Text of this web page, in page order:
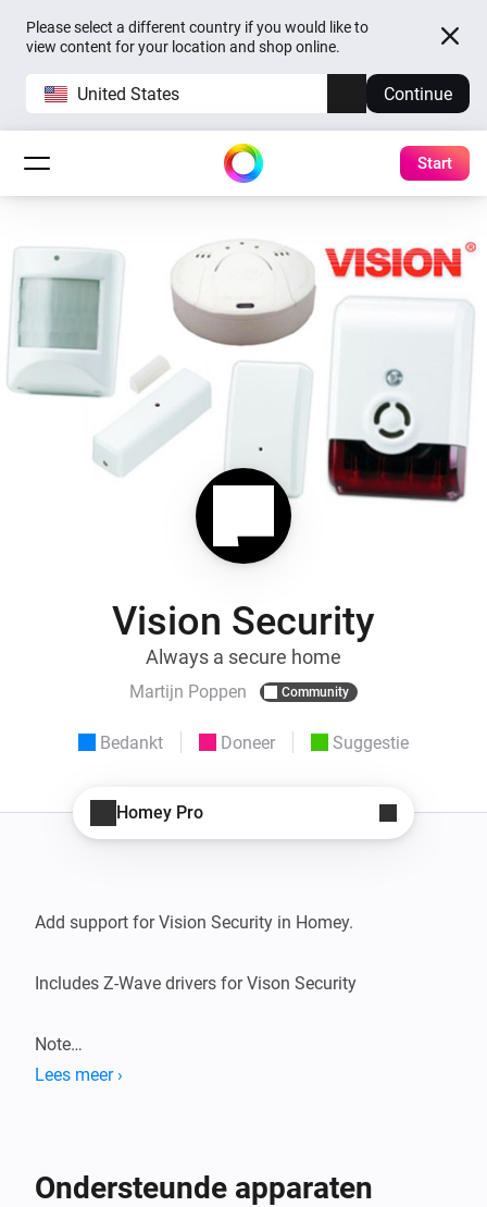
Please select a different country if you would like to
view content for your location and shop online.
United States Continue
Start
Vision Security
Always a secure home
Martijn Poppen Community
Bedankt Doneer Suggestie
Homey Pro
Add support for Vision Security in Homey.
Includes Z-Wave drivers for Vison Security
Note
- This app is ready for V5 and is transferred to a new
Lees meer ›
Ondersteunde apparaten